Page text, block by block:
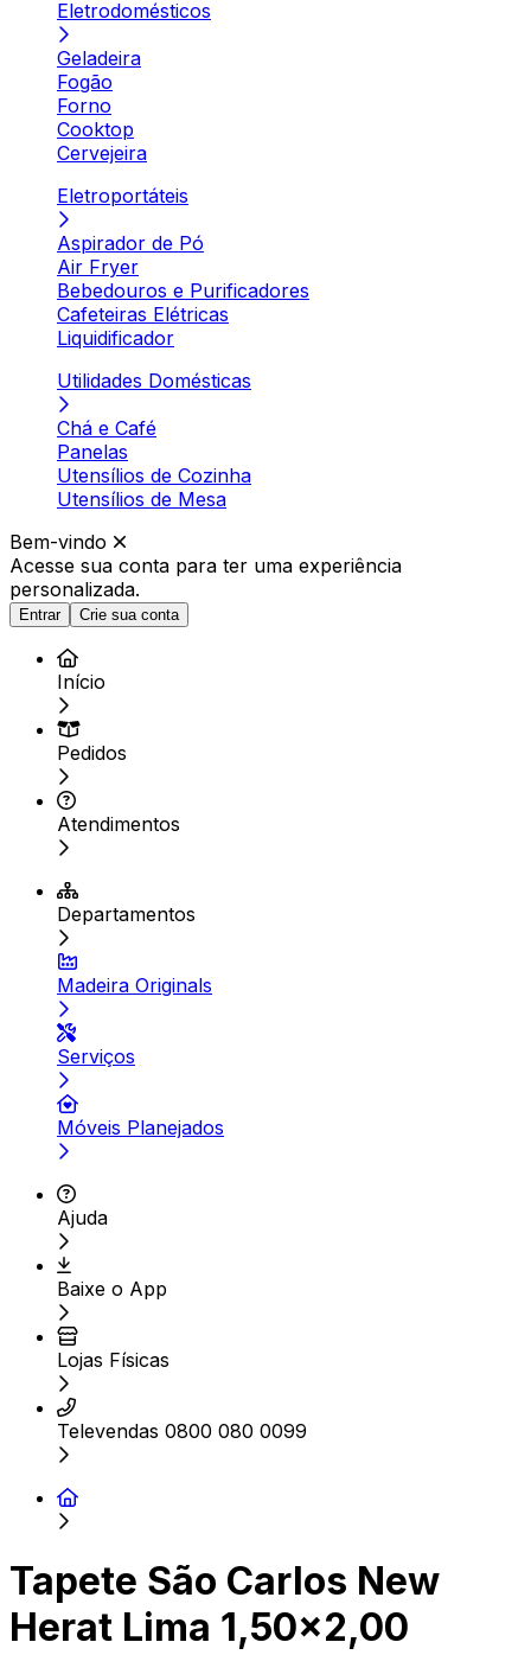
Eletrodomésticos
Geladeira
Fogão
Forno
Cooktop
Cervejeira
Eletroportáteis
Aspirador de Pó
Air Fryer
Bebedouros e Purificadores
Cafeteiras Elétricas
Liquidificador
Utilidades Domésticas
Chá e Café
Panelas
Utensílios de Cozinha
Utensílios de Mesa
Bem-vindo
Acesse sua conta para ter uma experiência
personalizada.
Entrar Crie sua conta
Início
Pedidos
Atendimentos
Departamentos
Madeira Originals
Serviços
Móveis Planejados
Ajuda
Baixe o App
Lojas Físicas
Televendas 0800 080 0099
Tapete São Carlos New
Herat Lima 1,50x2,00